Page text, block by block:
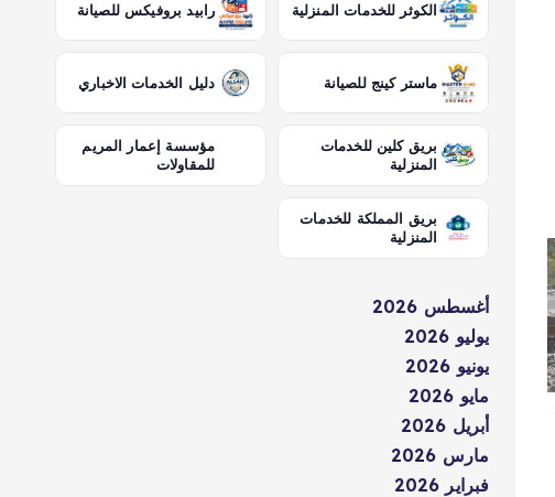
الكوثر للخدمات المنزلية رابيد بروفيكس للصيانة
ماستر كينج للصيانة دليل الخدمات الاخباري
بريق كلين للخدمات
المنزلية
مؤسسة إعمار المريم
للمقاولات
بريق المملكة للخدمات
المنزلية
أغسطس 2026
يوليو 2026
يونيو 2026
مايو 2026
أبريل 2026
مارس 2026
فبراير 2026